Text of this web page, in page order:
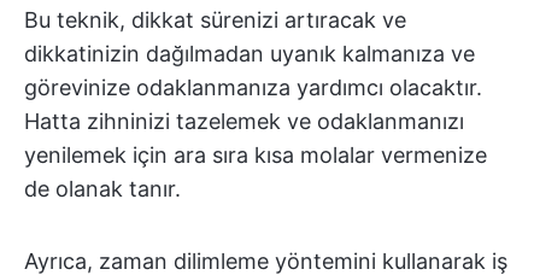
Bu teknik, dikkat sürenizi artıracak ve
dikkatinizin dağılmadan uyanık kalmanıza ve
görevinize odaklanmanıza yardımcı olacaktır.
Hatta zihninizi tazelemek ve odaklanmanızı
yenilemek için ara sıra kısa molalar vermenize
de olanak tanır.
Ayrıca, zaman dilimleme yöntemini kullanarak iş